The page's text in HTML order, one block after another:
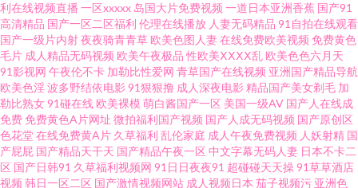
航 欧美日韩干逼网站 91最新免费网站在线观看 日韩干狠狠 www91福利 日韩
精品综合 91伪娘在线 久久艹视频 91N超碰 国产91网红在线观看 精品传媒精
品网站 蜜臀导航色 色多多在线 国产婷婷操逼视频 亚洲黄色小说网 精东视频
狠狠狠狠 人妖肛交 91社区色情网站 日韩新片BT一二三 伊人伊蕉 91传媒网站
在线观看 99热偷自拍久 欧美性色网 91在线看黄双飞 欧美久久噜噜射 成人网
利在线视频直播 一区xxxxx 岛国大片免费视频 一道日本亚洲香蕉 国产91
高清精品 国产一区二区福利 伦理在线播放 人妻无码精品 91自拍在线观看
国产一级片内射夜夜骑青青草 欧美色图人妻在线免费欧美视频 免费黄色
毛片 成人精品无码视频 欧美午夜极品 性欧美ⅩⅩⅩⅩ乱 欧美色色六月天
91影视网 午夜伦不卡 加勒比性爱网 青草国产在线视频 亚洲国产精品导航
欧美色淫波多野结依电影 91狠狠撸 成人深夜电影 精品国产美女剃毛 加
勒比熟女91碰在线 欧美裸模萌白酱国产一区 美国一级AV 国产人在线成
免费 免费黄色A片网址 微拍福利国产视频 国产人成无码视频 国产原创区
色花堂在线免费黄A片 久草福利 乱伦家庭 成人午夜免费视频 人妖射精 国
产屁屁 国产精品天干天 国产精品午夜一区 中文字幕无码人妻 日本不卡二
区 国产日韩91 久草福利视频网 91日日夜夜91 超碰碰天天操91草草酒店
视频 韩日一区二区 国产激情视频网站 成人视频日本 茄子视频污 亚洲色